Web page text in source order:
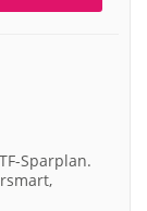
Sparplan.